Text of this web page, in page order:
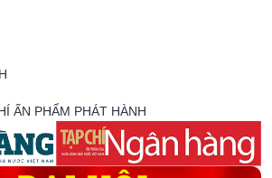
ẤN PHẨM PHÁT HÀNH